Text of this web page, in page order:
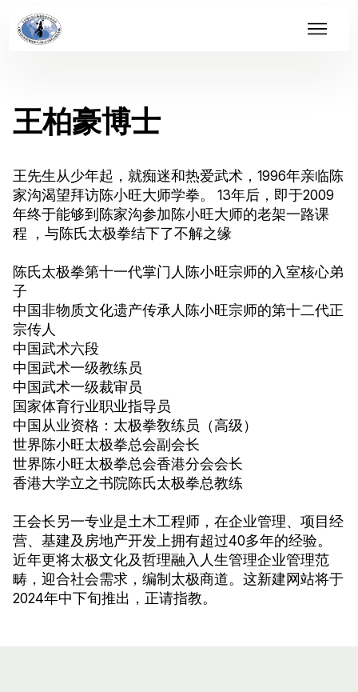
王柏豪博士
王先生从少年起，就痴迷和热爱武术，1996年亲临陈
家沟渴望拜访陈小旺大师学拳。 13年后，即于2009
年终于能够到陈家沟参加陈小旺大师的老架一路课
程 ，与陈氏太极拳结下了不解之缘
陈氏太极拳第十一代掌门人陈小旺宗师的入室核心弟
子
中国非物质文化遗产传承人陈小旺宗师的第十二代正
宗传人
中国武术六段
中国武术一级教练员
中国武术一级裁审员
国家体育行业职业指导员
中国从业资格：太极拳敎练员（高级）
世界陈小旺太极拳总会副会长
世界陈小旺太极拳总会香港分会会长
香港大学立之书院陈氏太极拳总教练
王会长另一专业是土木工程师，在企业管理、项目经
营、基建及房地产开发上拥有超过40多年的经验。
近年更将太极文化及哲理融入人生管理企业管理范
畴，迎合社会需求，编制太极商道。这新建网站将于
2024年中下旬推出，正请指教。